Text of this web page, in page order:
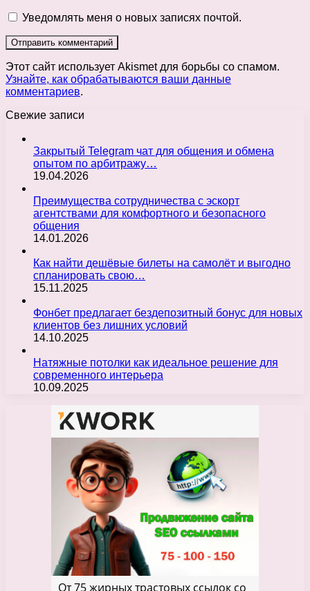
Уведомлять меня о новых записях почтой.
Этот сайт использует Akismet для борьбы со спамом.
Узнайте, как обрабатываются ваши данные
комментариев.
Свежие записи
Закрытый Telegram чат для общения и обмена
опытом по арбитражу…
19.04.2026
Преимущества сотрудничества с эскорт
агентствами для комфортного и безопасного
общения
14.01.2026
Как найти дешёвые билеты на самолёт и выгодно
спланировать свою…
15.11.2025
Фонбет предлагает бездепозитный бонус для новых
клиентов без лишних условий
14.10.2025
Натяжные потолки как идеальное решение для
современного интерьера
10.09.2025